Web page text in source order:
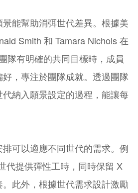
能幫助消弭世代差異。根據美
Smith 和 Tamara Nichols 在
隊有明確的共同目標時，成員
，專注於團隊成就。透過團隊
納入願景設定的過程，能讓每
可以適應不同世代的需求。例
代提供彈性工時，同時保留 X
此外，根據世代需求設計激勵